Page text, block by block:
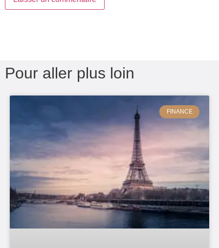
Pour aller plus loin
FINANCE